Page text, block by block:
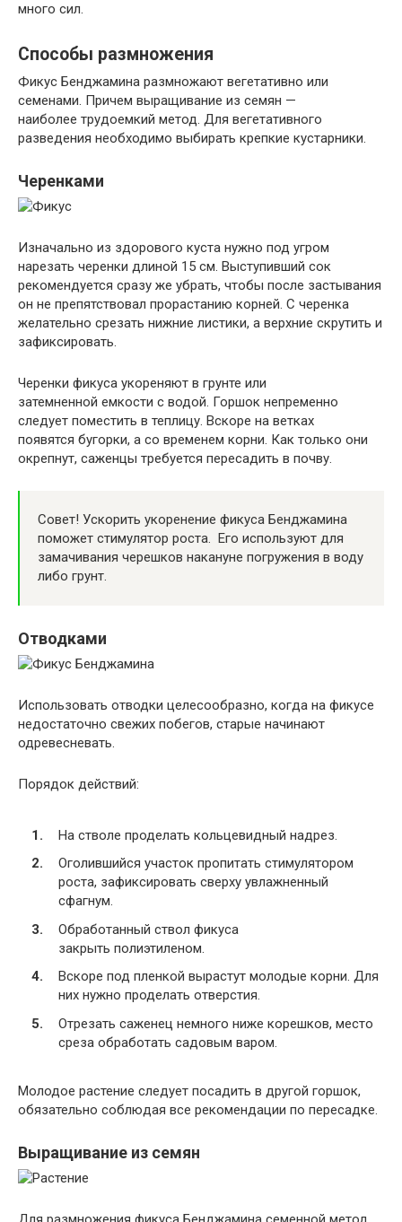
много сил.
Способы размножения
Фикус Бенджамина размножают вегетативно или
семенами. Причем выращивание из семян —
наиболее трудоемкий метод. Для вегетативного
разведения необходимо выбирать крепкие кустарники.
Черенками
Изначально из здорового куста нужно под угром
нарезать черенки длиной 15 см. Выступивший сок
рекомендуется сразу же убрать, чтобы после застывания
он не препятствовал прорастанию корней. С черенка
желательно срезать нижние листики, а верхние скрутить и
зафиксировать.
Черенки фикуса укореняют в грунте или
затемненной емкости с водой. Горшок непременно
следует поместить в теплицу. Вскоре на ветках
появятся бугорки, а со временем корни. Как только они
окрепнут, саженцы требуется пересадить в почву.
Совет! Ускорить укоренение фикуса Бенджамина
поможет стимулятор роста. Его используют для
замачивания черешков накануне погружения в воду
либо грунт.
Отводками
Использовать отводки целесообразно, когда на фикусе
недостаточно свежих побегов, старые начинают
одревесневать.
Порядок действий:
На стволе проделать кольцевидный надрез.
Оголившийся участок пропитать стимулятором
роста, зафиксировать сверху увлажненный
сфагнум.
Обработанный ствол фикуса
закрыть полиэтиленом.
Вскоре под пленкой вырастут молодые корни. Для
них нужно проделать отверстия.
Отрезать саженец немного ниже корешков, место
среза обработать садовым варом.
Молодое растение следует посадить в другой горшок,
обязательно соблюдая все рекомендации по пересадке.
Выращивание из семян